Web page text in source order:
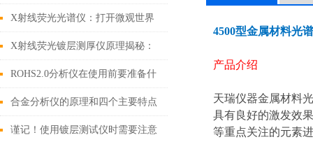
析方法
X射线荧光光谱仪：打开微观世界
的钥匙
X射线荧光镀层测厚仪原理揭秘：
激发与捕捉的原子级“对话”
ROHS2.0分析仪在使用前要准备什
么你知道吗？
合金分析仪的原理和四个主要特点
谨记！使用镀层测试仪时需要注意
4500型金属材料光
产品介绍
天瑞仪器金属材料
具有良好的激发效
等重点关注的元素